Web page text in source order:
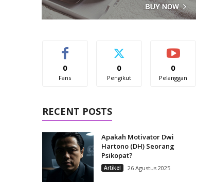
0
Fans
0
Pengikut
0
Pelanggan
RECENT POSTS
Apakah Motivator Dwi
Hartono (DH) Seorang
Psikopat?
Artikel 26 Agustus 2025